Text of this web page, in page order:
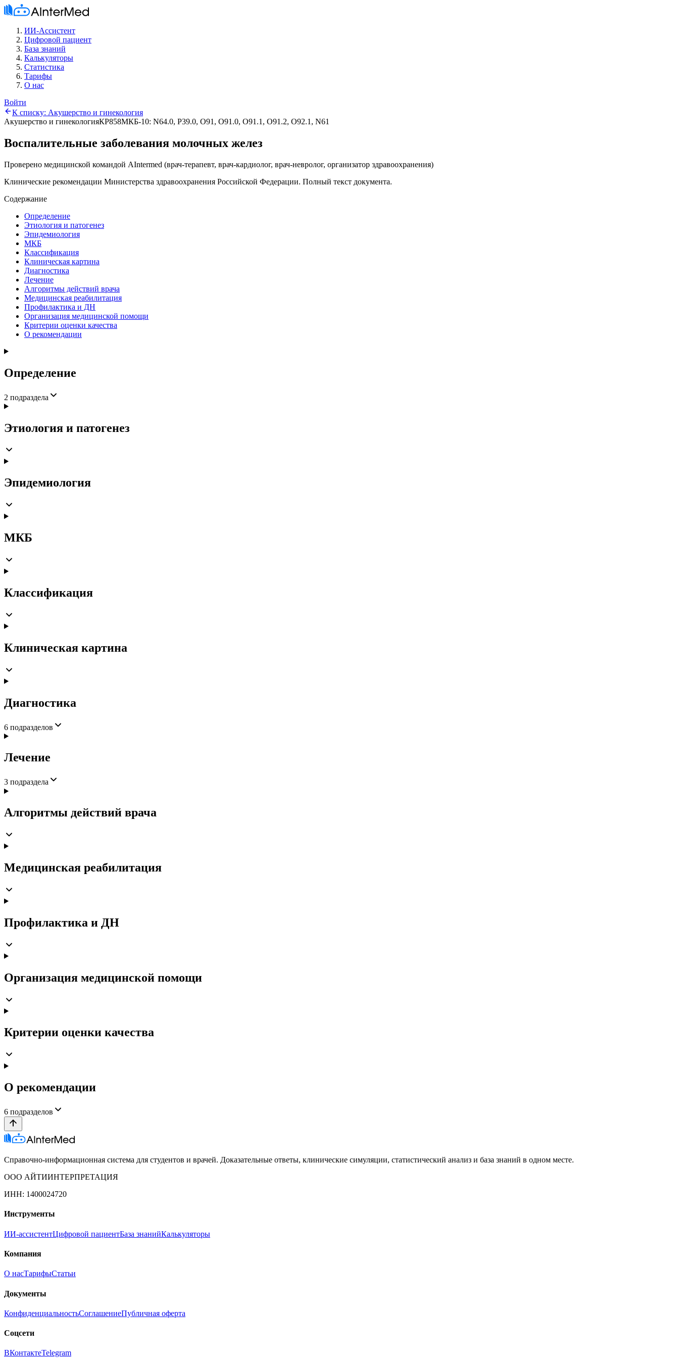
ИИ-Ассистент
Цифровой пациент
База знаний
Калькуляторы
Статистика
Тарифы
О нас
Войти
К списку: Акушерство и гинекология
Акушерство и гинекологияКР858МКБ-10: N64.0, P39.0, O91, O91.0, O91.1, O91.2, O92.1, N61
Воспалительные заболевания молочных желез
Проверено медицинской командой AIntermed (врач-терапевт, врач-кардиолог, врач-невролог, организатор здравоохранения)
Клинические рекомендации Министерства здравоохранения Российской Федерации. Полный текст документа.
Содержание
Определение
Этиология и патогенез
Эпидемиология
МКБ
Классификация
Клиническая картина
Диагностика
Лечение
Алгоритмы действий врача
Медицинская реабилитация
Профилактика и ДН
Организация медицинской помощи
Критерии оценки качества
О рекомендации
Определение
2 подраздела
Этиология и патогенез
Эпидемиология
МКБ
Классификация
Клиническая картина
Диагностика
6 подразделов
Лечение
3 подраздела
Алгоритмы действий врача
Медицинская реабилитация
Профилактика и ДН
Организация медицинской помощи
Критерии оценки качества
О рекомендации
6 подразделов
Справочно-информационная система для студентов и врачей. Доказательные ответы, клинические симуляции, статистический анализ и база знаний в одном месте.
ООО АЙТИИНТЕРПРЕТАЦИЯ
ИНН: 1400024720
Инструменты
ИИ-ассистентЦифровой пациентБаза знанийКалькуляторы
Компания
О насТарифыСтатьи
Документы
КонфиденциальностьСоглашениеПубличная оферта
Соцсети
ВКонтактеTelegram